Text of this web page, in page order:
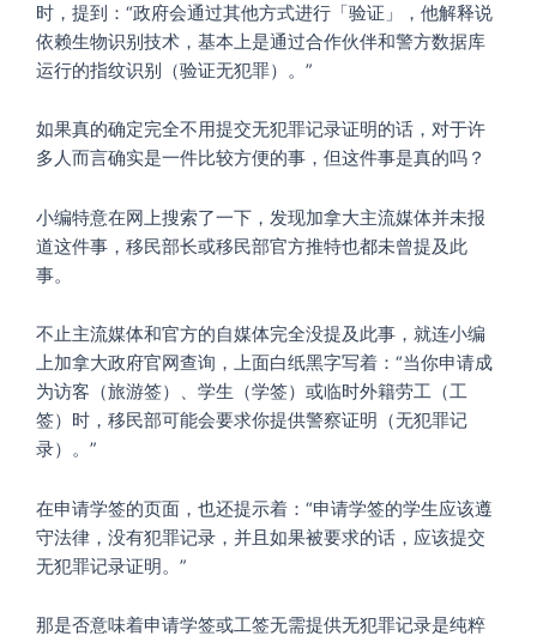
时，提到：“政府会通过其他方式进行「验证」，他解释说
依赖生物识别技术，基本上是通过合作伙伴和警方数据库
运行的指纹识别（验证无犯罪）。”
如果真的确定完全不用提交无犯罪记录证明的话，对于许
多人而言确实是一件比较方便的事，但这件事是真的吗？
小编特意在网上搜索了一下，发现加拿大主流媒体并未报
道这件事，移民部长或移民部官方推特也都未曾提及此
事。
不止主流媒体和官方的自媒体完全没提及此事，就连小编
上加拿大政府官网查询，上面白纸黑字写着：“当你申请成
为访客（旅游签）、学生（学签）或临时外籍劳工（工
签）时，移民部可能会要求你提供警察证明（无犯罪记
录）。”
在申请学签的页面，也还提示着：“申请学签的学生应该遵
守法律，没有犯罪记录，并且如果被要求的话，应该提交
无犯罪记录证明。”
那是否意味着申请学签或工签无需提供无犯罪记录是纯粹